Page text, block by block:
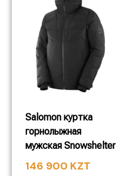
Salomon куртка
горнолыжная
мужская Snowshelter
146 900 KZT